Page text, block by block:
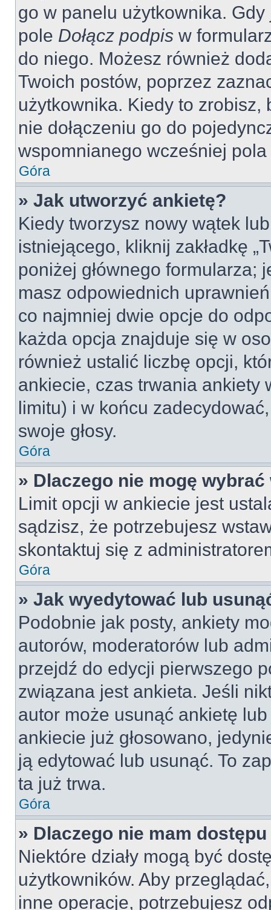
go w panelu użytkownika.
pole Dołącz podpis w
do niego. Możesz również
Twoich postów, poprzez
użytkownika. Kiedy to zrobisz,
nie dołączeniu go do
wspomnianego wcześniej
Góra
» Jak utworzyć ankietę?
Kiedy tworzysz nowy wątek
istniejącego, kliknij zakładkę
poniżej głównego formularza;
masz odpowiednich
co najmniej dwie opcje do
każda opcja znajduje się w
również ustalić liczbę opcji,
ankiecie, czas trwania ankiety
limitu) i w końcu
swoje głosy.
Góra
» Dlaczego nie mogę
Limit opcji w ankiecie jest
sądzisz, że potrzebujesz
skontaktuj się z
Góra
» Jak wyedytować lub
Podobnie jak posty, ankiety
autorów, moderatorów lub
przejdź do edycji pierwszego
związana jest ankieta. Jeśli
autor może usunąć ankietę
ankiecie już głosowano,
ją edytować lub usunąć. To
ta już trwa.
Góra
» Dlaczego nie mam dostępu
Niektóre działy mogą być
użytkowników. Aby
inne operacje, potrzebujesz